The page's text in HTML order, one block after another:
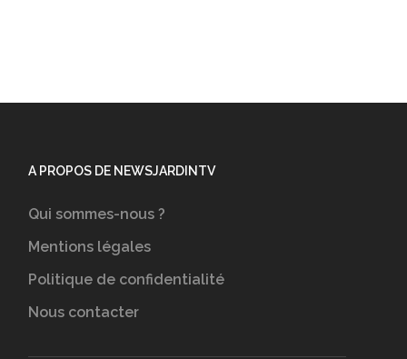
A PROPOS DE NEWSJARDINTV
Qui sommes-nous ?
Mentions légales
Politique de confidentialité
Nous contacter